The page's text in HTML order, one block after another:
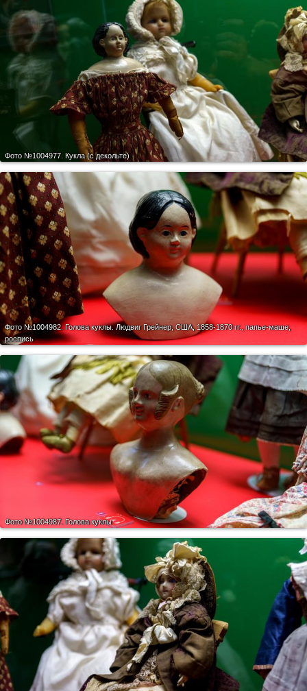
Фото №1004977. Кукла (с декольте)
Фото №1004982.Голова куклы. Людвиг Грейнер, США, 1858-1870 гг., папье-маше,
роспись
Фото №1004987.Голова куклы